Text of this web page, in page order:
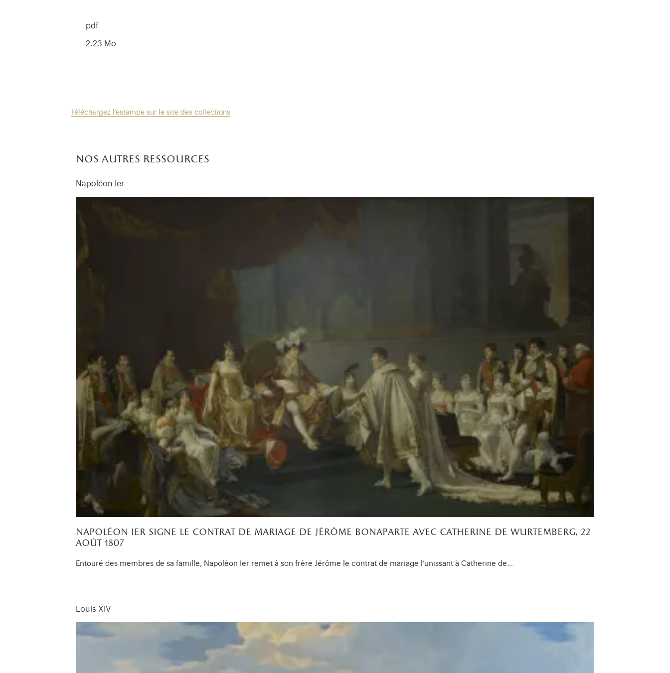
pdf
2.23 Mo
Téléchargez l’estampe sur le site des collections
nos autres ressources
Napoléon Ier
napoléon ier signe le contrat de mariage de jérôme bonaparte avec catherine de wurtemberg, 22
août 1807
Entouré des membres de sa famille, Napoléon Ier remet à son frère Jérôme le contrat de mariage l’unissant à Catherine de…
Louis XIV